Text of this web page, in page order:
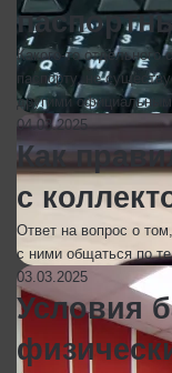
Какого-то
паспорту, не
другими
04.03.2025
Как
с
Ответ на вопрос о
с ними общаться по
03.03.2025
Условия